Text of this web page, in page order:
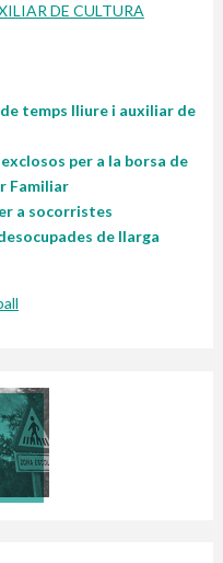
DE CULTURA
temps lliure i auxiliar de
per a la borsa de
Familiar
a socorristes
de llarga